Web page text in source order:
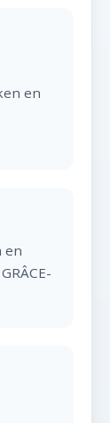
en
en